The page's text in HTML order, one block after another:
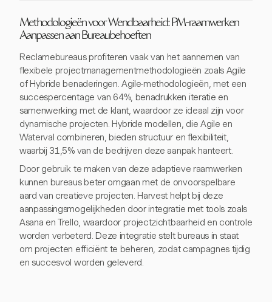
Methodologieën voor Wendbaarheid: PM-raamwerken
Aanpassen aan Bureaubehoeften
Reclamebureaus profiteren vaak van het aannemen van
flexibele projectmanagementmethodologieën zoals Agile
of Hybride benaderingen. Agile-methodologieën, met een
succespercentage van 64%, benadrukken iteratie en
samenwerking met de klant, waardoor ze ideaal zijn voor
dynamische projecten. Hybride modellen, die Agile en
Waterval combineren, bieden structuur en flexibiliteit,
waarbij 31,5% van de bedrijven deze aanpak hanteert.
Door gebruik te maken van deze adaptieve raamwerken
kunnen bureaus beter omgaan met de onvoorspelbare
aard van creatieve projecten. Harvest helpt bij deze
aanpassingsmogelijkheden door integratie met tools zoals
Asana en Trello, waardoor projectzichtbaarheid en controle
worden verbeterd. Deze integratie stelt bureaus in staat
om projecten efficiënt te beheren, zodat campagnes tijdig
en succesvol worden geleverd.